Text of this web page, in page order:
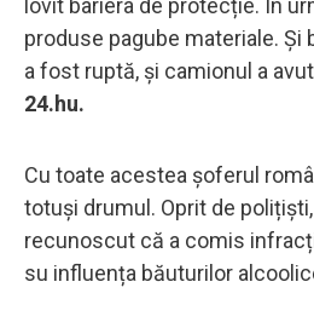
produse pagube materiale. Și
a fost ruptă, și camionul a
24.hu.
Cu toate acestea șoferul
totuși drumul. Oprit de
recunoscut că a comis
su influența băuturilor